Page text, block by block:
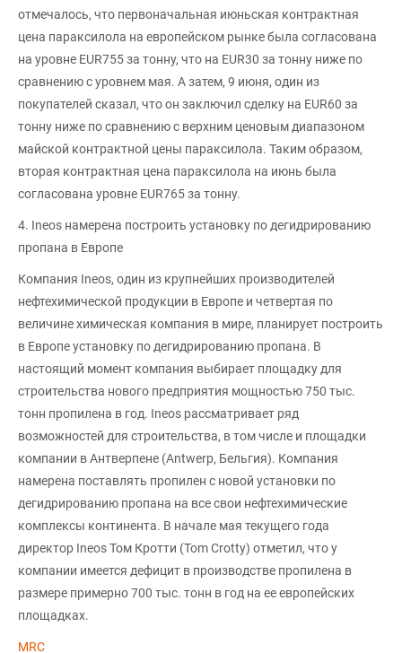
отмечалось, что первоначальная июньская контрактная
цена параксилола на европейском рынке была согласована
на уровне EUR755 за тонну, что на EUR30 за тонну ниже по
сравнению с уровнем мая. А затем, 9 июня, один из
покупателей сказал, что он заключил сделку на EUR60 за
тонну ниже по сравнению с верхним ценовым диапазоном
майской контрактной цены параксилола. Таким образом,
вторая контрактная цена параксилола на июнь была
согласована уровне EUR765 за тонну.
4. Ineos намерена построить установку по дегидрированию
пропана в Европе
Компания Ineos, один из крупнейших производителей
нефтехимической продукции в Европе и четвертая по
величине химическая компания в мире, планирует построить
в Европе установку по дегидрированию пропана. В
настоящий момент компания выбирает площадку для
строительства нового предприятия мощностью 750 тыс.
тонн пропилена в год. Ineos рассматривает ряд
возможностей для строительства, в том числе и площадки
компании в Антверпене (Antwerp, Бельгия). Компания
намерена поставлять пропилен с новой установки по
дегидрированию пропана на все свои нефтехимические
комплексы континента. В начале мая текущего года
директор Ineos Том Кротти (Tom Crotty) отметил, что у
компании имеется дефицит в производстве пропилена в
размере примерно 700 тыс. тонн в год на ее европейских
площадках.
MRC